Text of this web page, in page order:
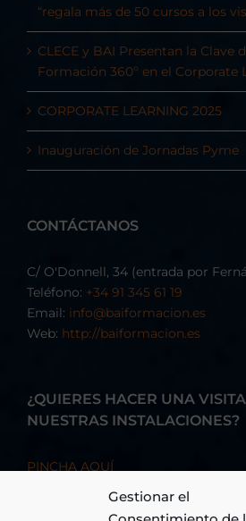
Gestionar el
“regala más de 50 cursos a los
CLECE y BAI Presentan la Clave
Formación 360º en el Corporate
CORPORATE LEARNING 2025
Inauguración de Jornadas Pyme
CONTÁCTANOS
C/ O'Donnell, 34 (entrada por
Teléfono: +34 91 345 61 19
Email: info@baiformacion.es
Web: http://baiformacion.es
¿QUIERES HACER UNA
NUESTRAS INSTALACIONES?
PINCHA AQUÍ